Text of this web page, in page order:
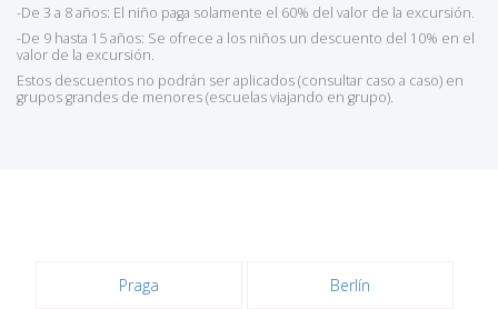
-De 3 a 8 años: El niño paga solamente el 60% del valor de la excursión.
-De 9 hasta 15 años: Se ofrece a los niños un descuento del 10% en el
valor de la excursión.
Estos descuentos no podrán ser aplicados (consultar caso a caso) en
grupos grandes de menores (escuelas viajando en grupo).
Praga Berlín